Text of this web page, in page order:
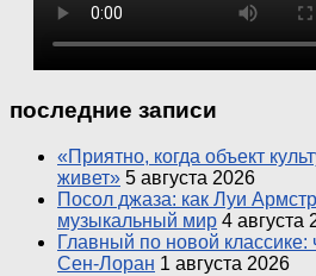
последние записи
«Приятно, когда объект
живет» 5 августа 2026
Посол джаза: как Луи
музыкальный мир 4 августа
Главный по новой
Сен-Лоран 1 августа 2026